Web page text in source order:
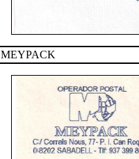
MEYPACK